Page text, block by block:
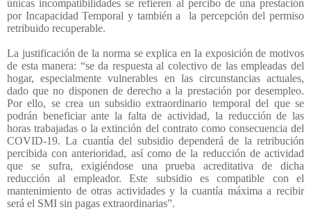
únicas incompatibilidades se refieren al percibo de una prestación
por Incapacidad Temporal y también a
la percepción del permiso
retribuido recuperable.
La justificación de la norma se explica en la exposición de motivos
de esta manera: “se da respuesta al colectivo de las empleadas del
hogar, especialmente vulnerables en las circunstancias actuales,
dado que no disponen de derecho a la prestación por desempleo.
Por ello, se crea un subsidio extraordinario temporal del que se
podrán beneficiar ante la falta de actividad, la reducción de las
horas trabajadas o la extinción del contrato como consecuencia del
COVID-19. La cuantía del subsidio dependerá de la retribución
percibida con anterioridad, así como de la reducción de actividad
que se sufra, exigiéndose una prueba acreditativa de dicha
reducción al empleador. Este subsidio es compatible con el
mantenimiento de otras actividades y la cuantía máxima a recibir
será el SMI sin pagas extraordinarias”.